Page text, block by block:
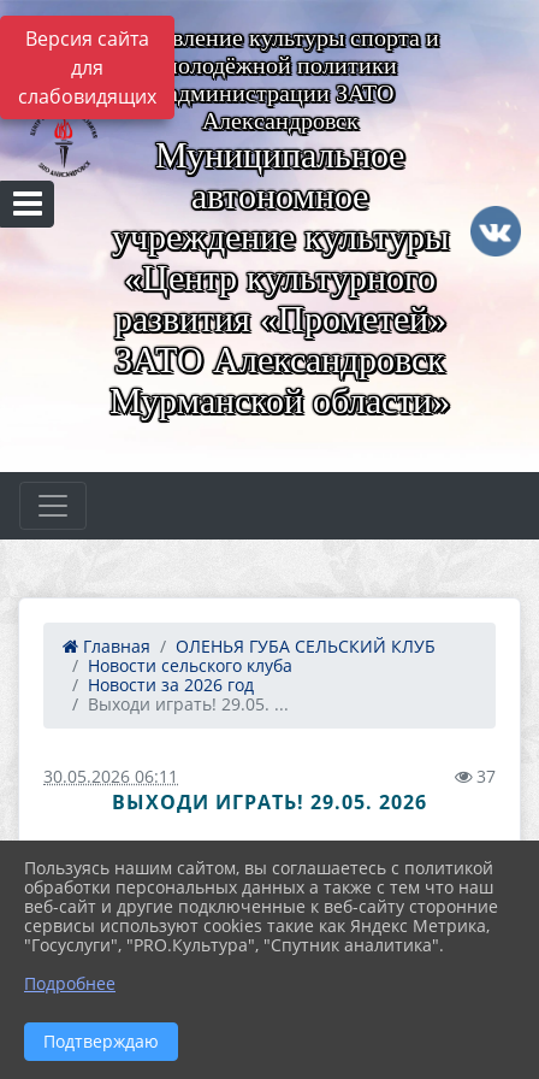
Версия сайта
для
слабовидящих
Управление культуры спорта и
молодёжной политики
администрации ЗАТО
Александровск
Муниципальное
автономное
учреждение культуры
«Центр культурного
развития «Прометей»
ЗАТО Александровск
Мурманской области»
Главная
ОЛЕНЬЯ ГУБА СЕЛЬСКИЙ КЛУБ
Новости сельского клуба
Новости за 2026 год
Выходи играть! 29.05. ...
30.05.2026 06:11 37
ВЫХОДИ ИГРАТЬ! 29.05. 2026
Пользуясь нашим сайтом, вы соглашаетесь с политикой
обработки персональных данных а также с тем что наш
веб-сайт и другие подключенные к веб-сайту сторонние
сервисы используют cookies такие как Яндекс Метрика,
"Госуслуги", "PRO.Культура", "Спутник аналитика".
Подробнее
Подтверждаю